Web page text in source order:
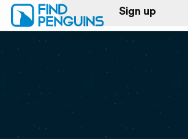
Sign up
Log in
Print a book